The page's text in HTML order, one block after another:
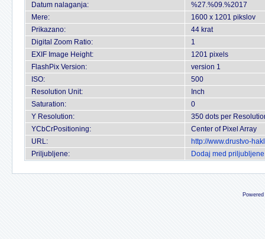
Datum nalaganja:
%27.%09.%2017
Mere:
1600 x 1201 pikslov
Prikazano:
44 krat
Digital Zoom Ratio:
1
EXIF Image Height:
1201 pixels
FlashPix Version:
version 1
ISO:
500
Resolution Unit:
Inch
Saturation:
0
Y Resolution:
350 dots per
YCbCrPositioning:
Center of Pixel Array
URL:
http://www.drustvo-
Priljubljene:
Dodaj med priljubljene